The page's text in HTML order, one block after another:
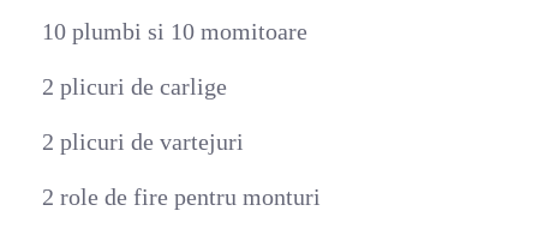
10 plumbi si 10 momitoare
2 plicuri de carlige
2 plicuri de vartejuri
2 role de fire pentru monturi